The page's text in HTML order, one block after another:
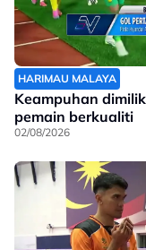
HARIMAU MALAYA
Keampuhan
pemain berkualiti
02/08/2026